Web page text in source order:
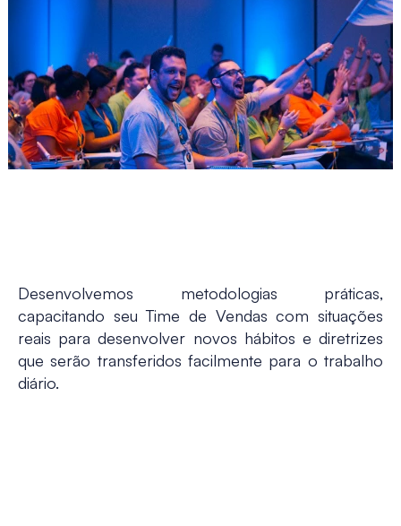
Desenvolvemos metodologias práticas,
capacitando seu Time de Vendas com situações
reais para desenvolver novos hábitos e diretrizes
que serão transferidos facilmente para o trabalho
diário.